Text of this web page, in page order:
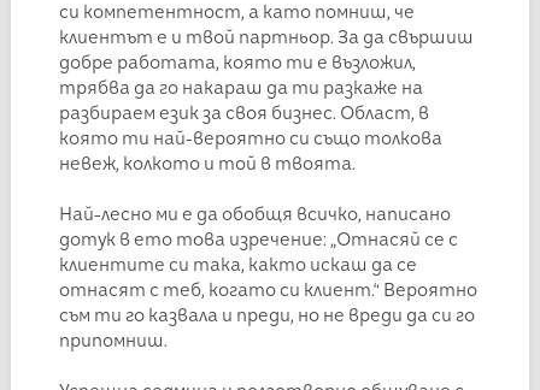
си компетентност, а като помниш, че
клиентът е и твой партньор. За да свършиш
добре работата, която ти е възложил,
трябва да го накараш да ти разкаже на
разбираем език за своя бизнес. Област, в
която ти най-вероятно си също толкова
невеж, колкото и той в твоята.
Най-лесно ми е да обобщя всичко, написано
дотук в ето това изречение: „Отнасяй се с
клиентите си така, както искаш да се
отнасят с теб, когато си клиент.“ Вероятно
съм ти го казвала и преди, но не вреди да си го
припомниш.